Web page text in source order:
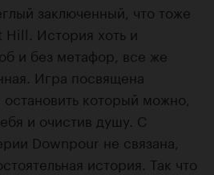
заключенный, что тоже
История хоть и
и без метафор, все же
Игра посвящена
который можно,
и очистив душу. С
Downpour не связана,
история. Так что